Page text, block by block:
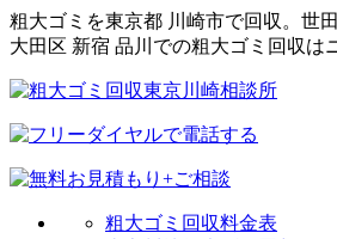
粗大ゴミを東京都 川崎市で回収。世
大田区 新宿 品川での粗大ゴミ回収は
粗大ゴミ回収料金表